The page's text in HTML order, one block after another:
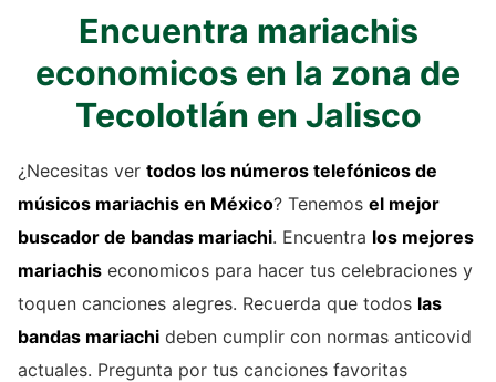
Encuentra mariachis
economicos en la zona de
Tecolotlán en Jalisco
¿Necesitas ver todos los números telefónicos de
músicos mariachis en México? Tenemos el mejor
buscador de bandas mariachi. Encuentra los mejores
mariachis economicos para hacer tus celebraciones y
toquen canciones alegres. Recuerda que todos las
bandas mariachi deben cumplir con normas anticovid
actuales. Pregunta por tus canciones favoritas